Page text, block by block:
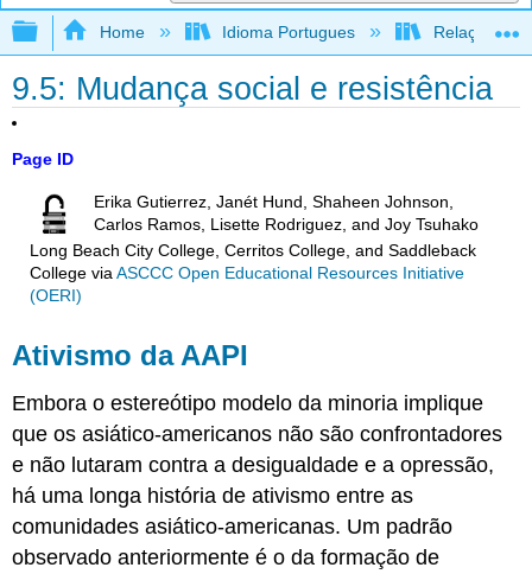
Expand/collapse global hierarchy
Home Idioma Portugues Relações
9.5: Mudança social e resistência
Page ID
Erika Gutierrez, Janét Hund, Shaheen Johnson,
Carlos Ramos, Lisette Rodriguez, and Joy Tsuhako
Long Beach City College, Cerritos College, and Saddleback
Collegevia ASCCC Open Educational Resources Initiative
(OERI)
Ativismo da AAPI
Embora o estereótipo modelo da minoria implique
que os asiático-americanos não são confrontadores
e não lutaram contra a desigualdade e a opressão,
há uma longa história de ativismo entre as
comunidades asiático-americanas. Um padrão
observado anteriormente é o da formação de